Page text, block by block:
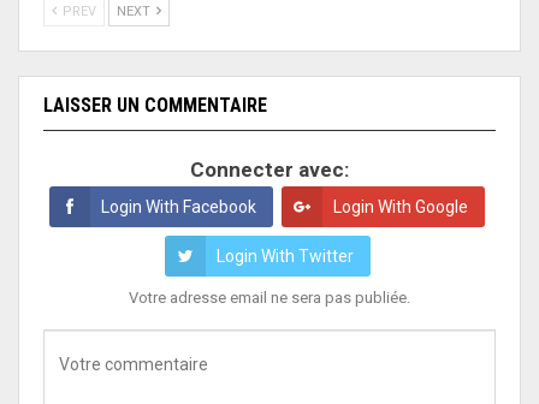
PREV NEXT
LAISSER UN COMMENTAIRE
Connecter avec:
Login With Facebook Login With Google
Login With Twitter
Votre adresse email ne sera pas publiée.